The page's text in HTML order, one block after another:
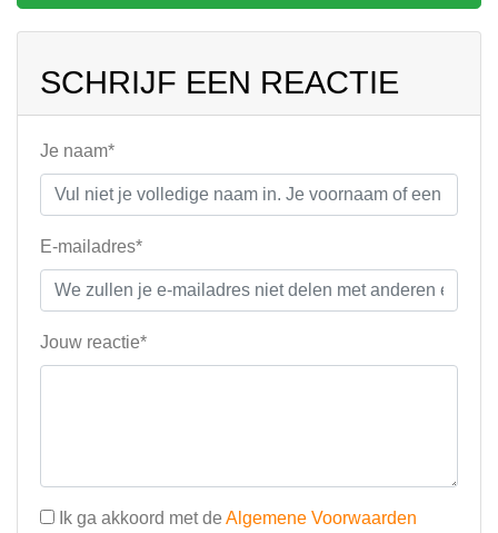
SCHRIJF EEN REACTIE
Je naam*
E-mailadres*
Jouw reactie*
Ik ga akkoord met de Algemene Voorwaarden